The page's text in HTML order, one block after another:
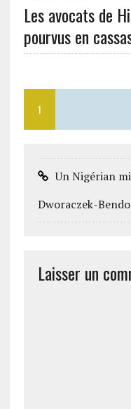
Les avocats de
pourvus en
1
Un Nigérian
Dworaczek-
Laisser un